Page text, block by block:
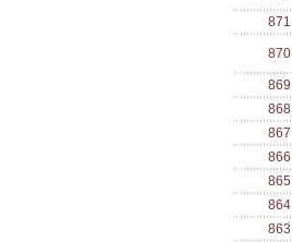
871
870
869
868
867
866
865
864
863